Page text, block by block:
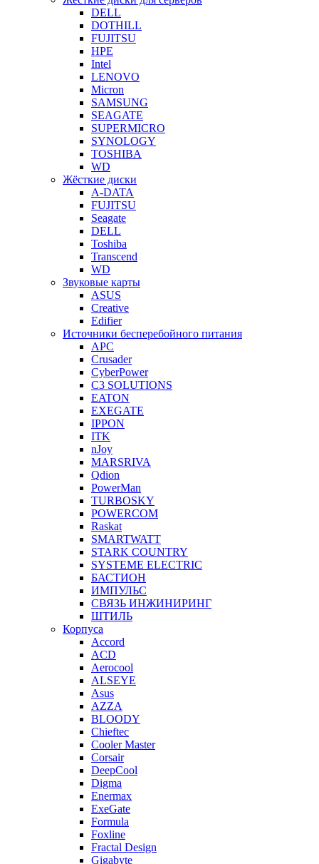
DELL
DOTHILL
FUJITSU
HPE
Intel
LENOVO
Micron
SAMSUNG
SEAGATE
SUPERMICRO
SYNOLOGY
TOSHIBA
WD
Жёсткие диски
A-DATA
FUJITSU
Seagate
DELL
Toshiba
Transcend
WD
Звуковые карты
ASUS
Creative
Edifier
Источники бесперебойного питания
APC
Crusader
CyberPower
C3 SOLUTIONS
EATON
EXEGATE
IPPON
ITK
nJoy
MARSRIVA
Qdion
PowerMan
TURBOSKY
POWERCOM
Raskat
SMARTWATT
STARK COUNTRY
SYSTEME ELECTRIC
БАСТИОН
ИМПУЛЬС
СВЯЗЬ ИНЖИНИРИНГ
ШТИЛЬ
Корпуса
Accord
ACD
Aerocool
ALSEYE
Asus
AZZA
BLOODY
Chieftec
Cooler Master
Corsair
DeepCool
Digma
Enermax
ExeGate
Formula
Foxline
Fractal Design
Gigabyte